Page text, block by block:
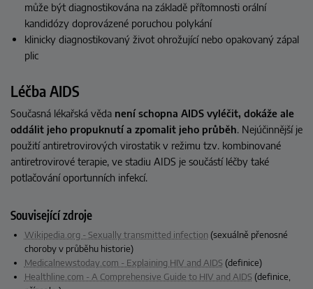
může být diagnostikována na základě přítomnosti orální
kandidózy doprovázené poruchou polykání
klinicky diagnostikovaný život ohrožující nebo opakovaný zápal
plic
Léčba AIDS
Současná lékařská věda není schopna AIDS vyléčit, dokáže ale
oddálit jeho propuknutí a zpomalit jeho průběh. Nejúčinnější je
použití antiretrovirových virostatik v režimu tzv. kombinované
antiretrovirové terapie, ve stadiu AIDS je součástí léčby také
potlačování oportunních infekcí.
Související zdroje
Wikipedia.org - Sexually transmitted infection (sexuálně přenosné
choroby v průběhu historie)
Medicalnewstoday.com - Explaining HIV and AIDS (definice)
Healthline.com - A Comprehensive Guide to HIV and AIDS (definice,